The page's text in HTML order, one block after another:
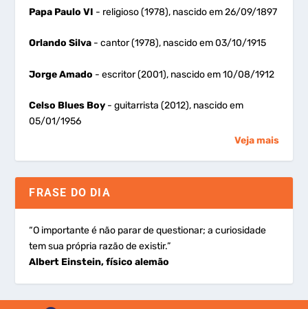
Papa Paulo VI - religioso (1978), nascido em 26/09/1897
Orlando Silva - cantor (1978), nascido em 03/10/1915
Jorge Amado - escritor (2001), nascido em 10/08/1912
Celso Blues Boy - guitarrista (2012), nascido em
05/01/1956
Veja mais
FRASE DO DIA
“O importante é não parar de questionar; a curiosidade
tem sua própria razão de existir.”
Albert Einstein, físico alemão